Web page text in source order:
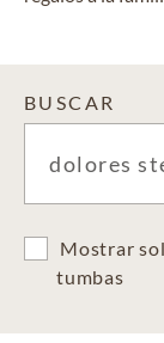
BUSCAR
Mostrar
tumbas